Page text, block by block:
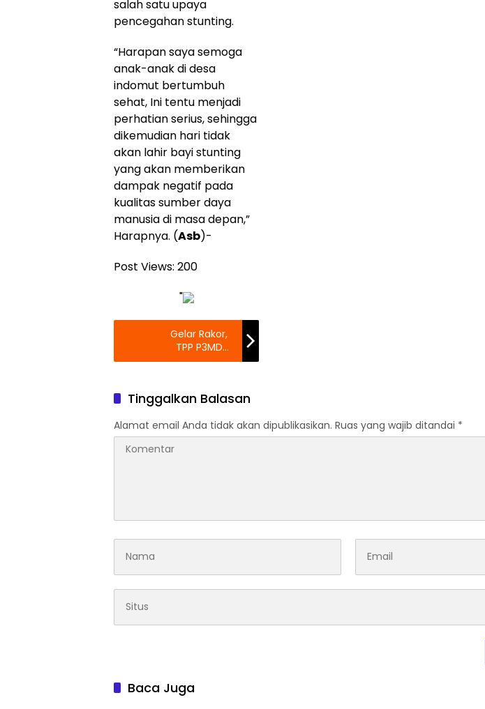
salah satu upaya
pencegahan stunting.
“Harapan saya semoga
anak-anak di desa
indomut bertumbuh
sehat, Ini tentu menjadi
perhatian serius, sehingga
dikemudian hari tidak
akan lahir bayi stunting
yang akan memberikan
dampak negatif pada
kualitas sumber daya
manusia di masa depan,”
Harapnya. (Asb)-
Post Views: 200
"
Gelar Rakor,
TPP P3MD
Kabupaten
Berdata &
IDM 2023
Tinggalkan Balasan
Alamat email Anda tidak akan dipublikasikan. Ruas yang wajib ditandai *
Baca Juga